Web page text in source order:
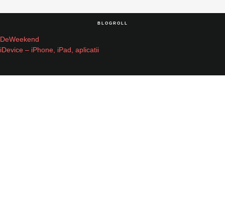
BLOGROLL
DeWeekend
iDevice – iPhone, iPad, aplicatii